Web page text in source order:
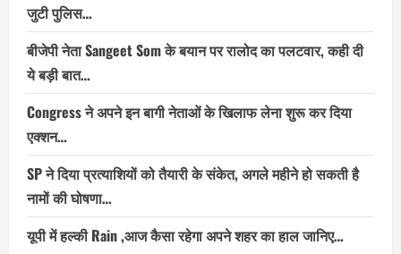
जुटी पुलिस…
बीजेपी नेता Sangeet Som के बयान पर रालोद का पलटवार, कही दी
ये बड़ी बात…
Congress ने अपने इन बागी नेताओं के खिलाफ लेना शुरू कर दिया
एक्शन…
SP ने दिया प्रत्याशियों को तैयारी के संकेत, अगले महीने हो सकती है
नामों की घोषणा…
यूपी में हल्की Rain ,आज कैसा रहेगा अपने शहर का हाल जानिए…